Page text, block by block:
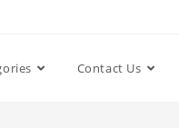
Contact Us